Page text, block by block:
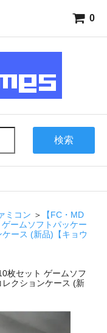
0
検索
ミコン ＞
【FC・MD
ームソフトパッケー
ース (新品)【キョウ
枚セット ゲームソフ
レクションケース (新